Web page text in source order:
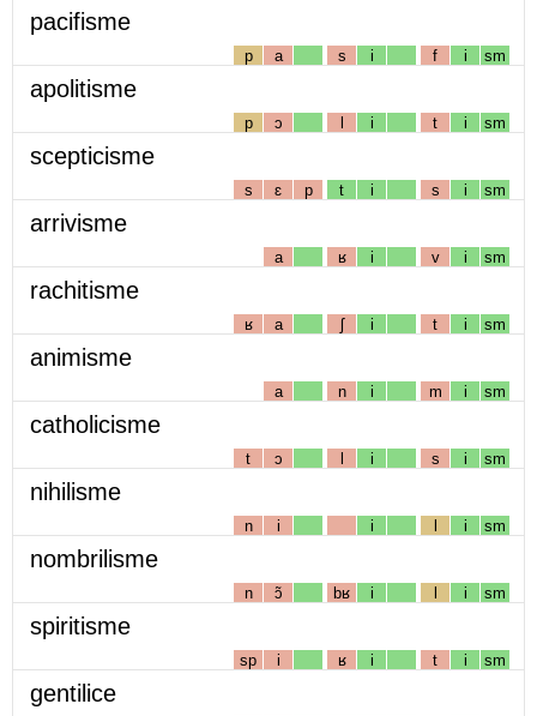
pacifisme
p a s i f i sm
apolitisme
p ɔ l i t i sm
scepticisme
s ɛ p t i s i sm
arrivisme
a ʁ i v i sm
rachitisme
ʁ a ʃ i t i sm
animisme
a n i m i sm
catholicisme
t ɔ l i s i sm
nihilisme
n i i l i sm
nombrilisme
n ɔ̃ bʁ i l i sm
spiritisme
sp i ʁ i t i sm
gentilice